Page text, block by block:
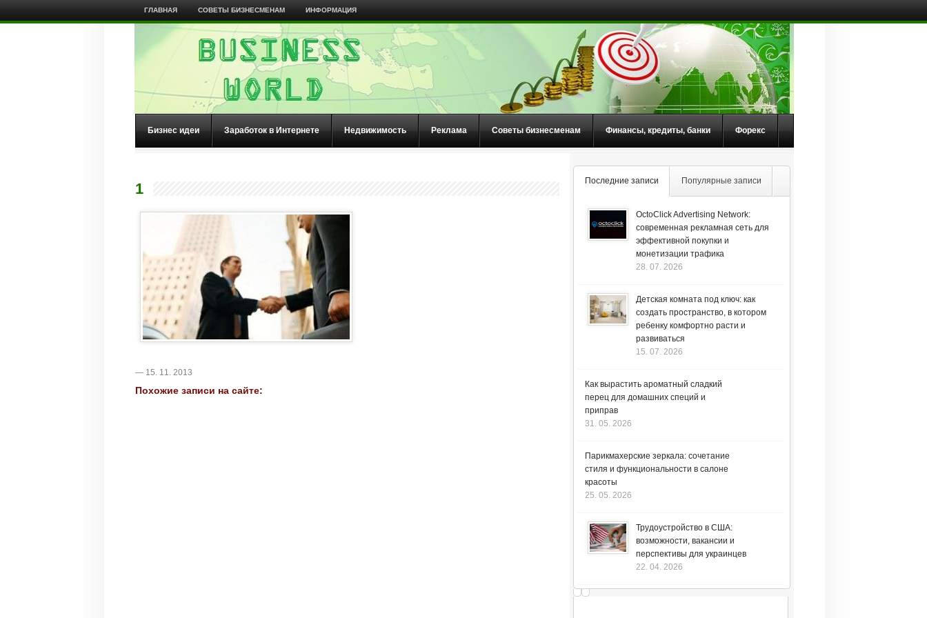
ГЛАВНАЯ СОВЕТЫ БИЗНЕСМЕНАМ ИНФОРМАЦИЯ
Бизнес идеи Заработок в Интернете Недвижимость Реклама Советы бизнесменам Финансы, кредиты, банки Форекс
1
— 15. 11. 2013
Похожие записи на сайте:
Последние записи Популярные записи
OctoClick Advertising Network:
современная рекламная сеть для
эффективной покупки и
монетизации трафика
28. 07. 2026
Детская комната под ключ: как
создать пространство, в котором
ребенку комфортно расти и
развиваться
15. 07. 2026
Как вырастить ароматный сладкий
перец для домашних специй и
приправ
31. 05. 2026
Парикмахерские зеркала: сочетание
стиля и функциональности в салоне
красоты
25. 05. 2026
Трудоустройство в США:
возможности, вакансии и
перспективы для украинцев
22. 04. 2026